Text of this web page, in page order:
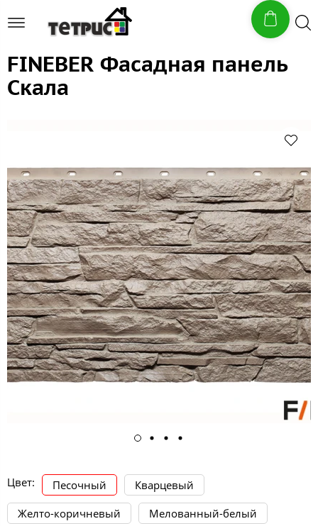
FINEBER Фасадная панель
Скала
Цвет: Песочный
Кварцевый
Желто-коричневый
Мелованный-белый